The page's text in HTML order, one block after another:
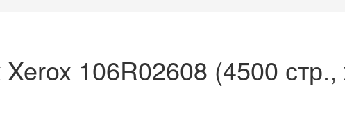
106R02608 (4500